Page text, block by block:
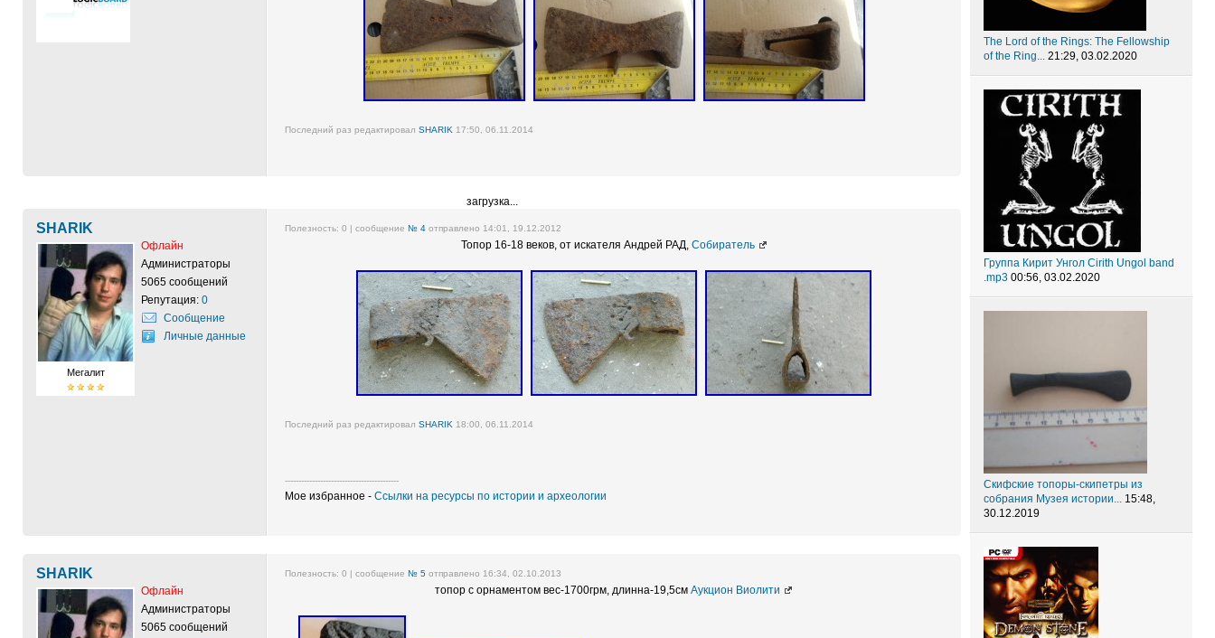
Последний раз редактировал SHARIK 17:50, 06.11.2014
загрузка...
SHARIK
Мегалит
Офлайн
Администраторы
5065 сообщений
Репутация: 0
Сообщение
Личные данные
Полезность: 0 | сообщение № 4 отправлено 14:01, 19.12.2012
Топор 16-18 веков, от искателя Андрей РАД, Собиратель
Последний раз редактировал SHARIK 18:00, 06.11.2014
------------------------------------------
Мое избранное - Ссылки на ресурсы по истории и археологии
SHARIK
Офлайн
Администраторы
5065 сообщений
Полезность: 0 | сообщение № 5 отправлено 16:34, 02.10.2013
топор с орнаментом вес-1700грм, длинна-19,5см Аукцион Виолити
The Lord of the Rings: The Fellowship
of the Ring...
21:29, 03.02.2020
Группа Кирит Унгол Cirith Ungol band
.mp3 00:56, 03.02.2020
Скифские топоры-скипетры из
собрания Музея истории...
15:48,
30.12.2019